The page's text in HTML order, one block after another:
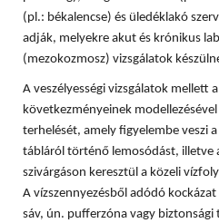
(pl.: békalencse) és üledéklakó
adják, melyekre akut és krónikus
(mezokozmosz) vizsgálatok
A veszélyességi vizsgálatok mellett
következményeinek
terhelését, amely figyelembe veszi
tábláról történő lemosódást, illetve
szivárgáson keresztül a közeli
A vízszennyezésből adódó
sáv, ún. pufferzóna vagy biztonsági